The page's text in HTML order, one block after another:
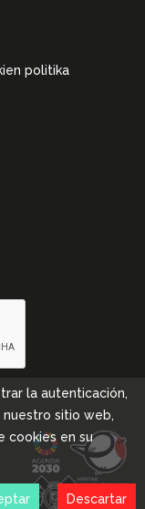
politika
la autenticación,
nuestro sitio web,
cookies en su
Descartar